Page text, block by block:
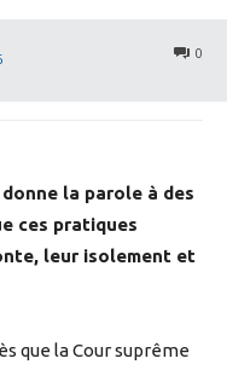
0
la parole à des
ces pratiques
leur isolement et
que la Cour suprême